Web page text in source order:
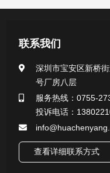
一次性使用采样器系列
微生物样本保存液（
核酸（DNA&RNA）
联系我们
深圳市宝安区新桥
号厂房八层
服务热线：0755-
投诉电话：
查看详细联系方式